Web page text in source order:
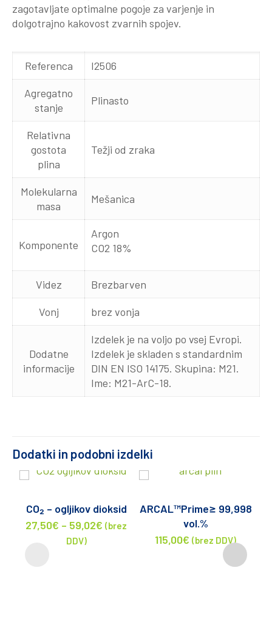
zagotavljate optimalne pogoje za varjenje in
dolgotrajno kakovost zvarnih spojev.
Referenca I2506
Agregatno
stanje
Plinasto
Relativna
gostota
plina
Težji od zraka
Molekularna
masa
Mešanica
Komponente
Argon
CO2 18%
Videz Brezbarven
Vonj brez vonja
Dodatne
informacije
Izdelek je na voljo po vsej Evropi.
Izdelek je skladen s standardnim
DIN EN ISO 14175. Skupina: M21.
Ime: M21-ArC-18.
Dodatki in podobni izdelki
CO₂ – ogljikov dioksid
27,50€ – 59,02€ (brez
DDV)
ARCAL™Prime≥ 99,998
vol.%
115,00€ (brez DDV)